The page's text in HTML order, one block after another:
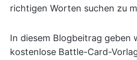
richtigen Worten suchen zu
In diesem Blogbeitrag geben
kostenlose Battle-Card-